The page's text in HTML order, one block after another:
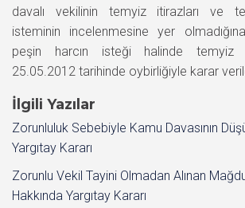
davalı vekilinin temyiz itirazları ve
isteminin incelenmesine yer
peşin harcın isteği halinde temyiz
25.05.2012 tarihinde oybirliğiyle karar
İlgili Yazılar
Zorunluluk Sebebiyle Kamu Davasının
Yargıtay Kararı
Zorunlu Vekil Tayini Olmadan Alınan
Hakkında Yargıtay Kararı